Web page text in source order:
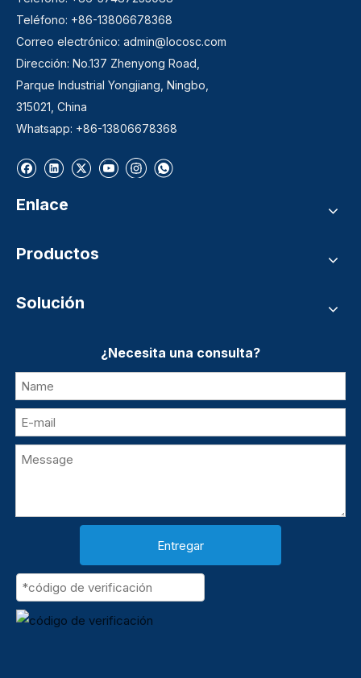
Teléfono: +86-13806678368
Correo electrónico: admin@locosc.com
Dirección: No.137 Zhenyong Road,
Parque Industrial Yongjiang, Ningbo,
315021, China
Whatsapp: +86-13806678368
Enlace
Productos
Solución
¿Necesita una consulta?
Entregar